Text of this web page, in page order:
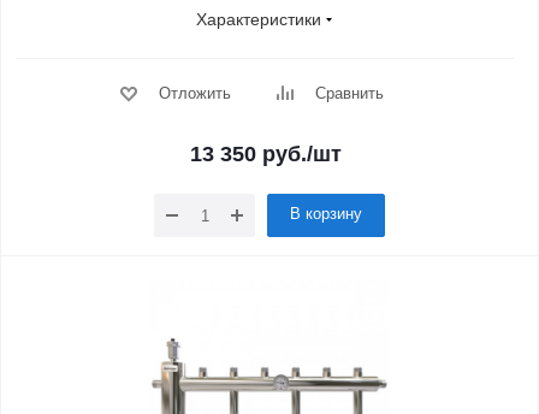
Характеристики
Отложить Сравнить
13 350руб./шт
В корзину